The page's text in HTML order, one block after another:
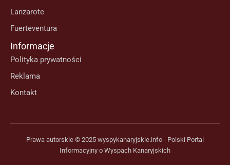
Lanzarote
Fuerteventura
Informacje
Polityka prywatności
Reklama
Kontakt
Prawa autorskie © 2025 wyspykanaryjskie.info - Polski Portal
Informacyjny o Wyspach Kanaryjskich